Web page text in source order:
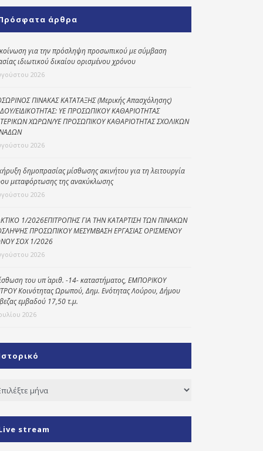
Κοινωνικό
παντοπωλείο
Kοινωνικό
φαρμακείο
Κέντρο Ημερήσιας
Φροντίδας
Ηλικιωμένων
(Κ.Η.Φ.Η.) Πρέβεζας
άρθρα
για την πρόσληψη προσωπικού με σύμβαση
ιδιωτικού δικαίου ορισμένου χρόνου
2026
ΠΙΝΑΚΑΣ ΚΑΤΑΤΑΞΗΣ (Μερικής Απασχόλησης)
ΕΙΔΙΚΟΤΗΤΑΣ: ΥΕ ΠΡΟΣΩΠΙΚΟΥ ΚΑΘΑΡΙΟΤΗΤΑΣ
ΧΩΡΩΝ/ΥΕ ΠΡΟΣΩΠΙΚΟΥ ΚΑΘΑΡΙΟΤΗΤΑΣ ΣΧΟΛΙΚΩΝ
2026
δημοπρασίας μίσθωσης ακινήτου για τη λειτουργία
μεταφόρτωσης της ανακύκλωσης
2026
1/2026ΕΠΙΤΡΟΠΗΣ ΓΙΑ ΤΗΝ ΚΑΤΑΡΤΙΣΗ ΤΩΝ ΠΙΝΑΚΩΝ
ΠΡΟΣΩΠΙΚΟΥ ΜΕΣΥΜΒΑΣΗ ΕΡΓΑΣΙΑΣ ΟΡΙΣΜΕΝΟΥ
ΣΟΧ 1/2026
2026
του υπ΄ αριθ. -14- καταστήματος, ΕΜΠΟΡΙΚΟΥ
Κοινότητας Ωρωπού, Δημ. Ενότητας Λούρου, Δήμου
εμβαδού 17,50 τ.μ.
2026
stream